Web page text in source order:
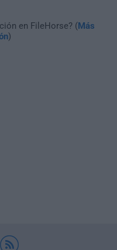
en FileHorse? (Más
)